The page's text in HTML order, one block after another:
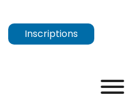
Inscriptions